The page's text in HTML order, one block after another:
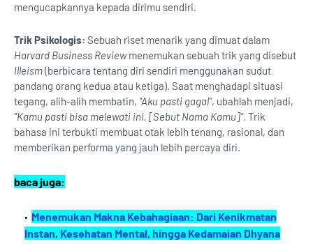
mengucapkannya kepada dirimu sendiri.
Trik Psikologis: Sebuah riset menarik yang dimuat dalam
Harvard Business Reviewmenemukan sebuah trik yang disebut
Illeism(berbicara tentang diri sendiri menggunakan sudut
pandang orang kedua atau ketiga). Saat menghadapi situasi
tegang, alih-alih membatin, "Aku pasti gagal", ubahlah menjadi,
"Kamu pasti bisa melewati ini, [Sebut Nama Kamu]". Trik
bahasa ini terbukti membuat otak lebih tenang, rasional, dan
memberikan performa yang jauh lebih percaya diri.
baca juga:
Menemukan Makna Kebahagiaan: Dari Kenikmatan
Instan, Kesehatan Mental, hingga Kedamaian Dhyana